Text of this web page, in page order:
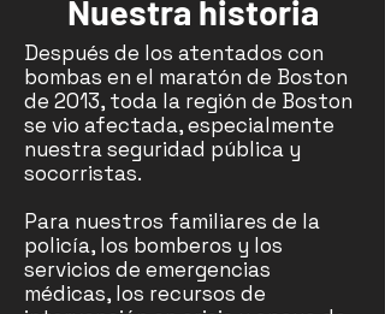
Nuestra historia
Después de los atentados con
bombas en el maratón de Boston
de 2013, toda la región de Boston
se vio afectada, especialmente
nuestra seguridad pública y
socorristas.
Para nuestros familiares de la
policía, los bomberos y los
servicios de emergencias
médicas, los recursos de